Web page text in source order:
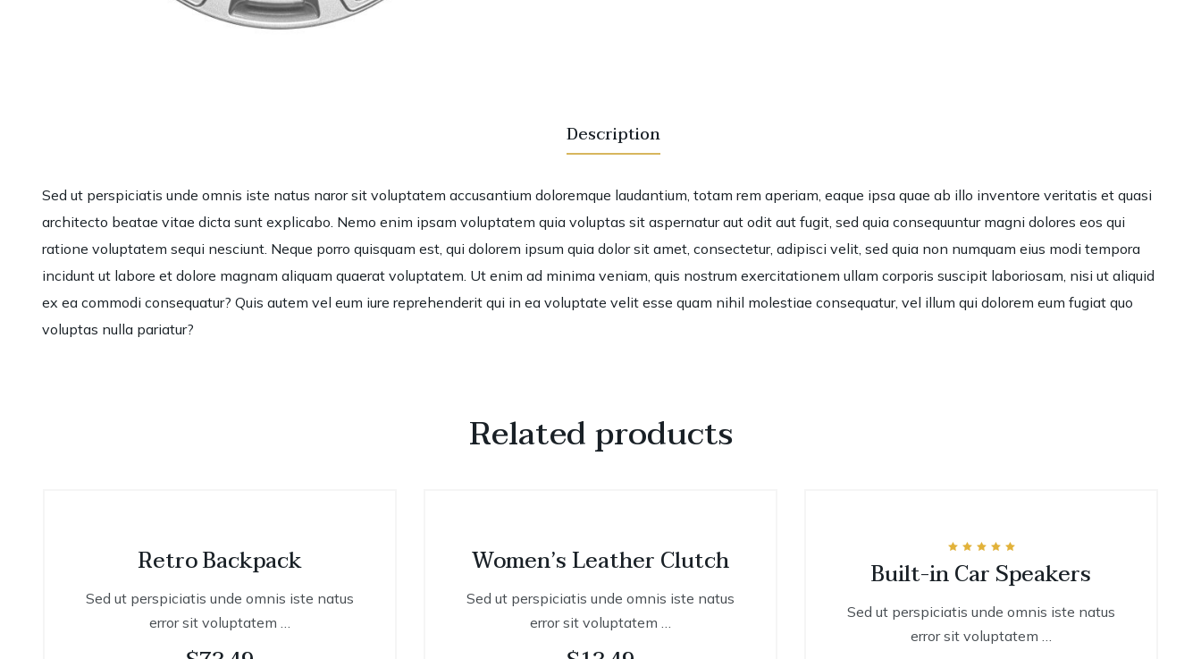
Description
Sed ut perspiciatis unde omnis iste natus naror sit voluptatem accusantium doloremque laudantium, totam rem aperiam, eaque ipsa quae ab illo inventore veritatis et quasi
architecto beatae vitae dicta sunt explicabo. Nemo enim ipsam voluptatem quia voluptas sit aspernatur aut odit aut fugit, sed quia consequuntur magni dolores eos qui
ratione voluptatem sequi nesciunt. Neque porro quisquam est, qui dolorem ipsum quia dolor sit amet, consectetur, adipisci velit, sed quia non numquam eius modi tempora
incidunt ut labore et dolore magnam aliquam quaerat voluptatem. Ut enim ad minima veniam, quis nostrum exercitationem ullam corporis suscipit laboriosam, nisi ut aliquid
ex ea commodi consequatur? Quis autem vel eum iure reprehenderit qui in ea voluptate velit esse quam nihil molestiae consequatur, vel illum qui dolorem eum fugiat quo
voluptas nulla pariatur?
Related products
Retro Backpack
Sed ut perspiciatis unde omnis iste natus
error sit voluptatem …
Women’s Leather Clutch
Sed ut perspiciatis unde omnis iste natus
error sit voluptatem …
sale
5.00
out of 5
Built-in Car Speakers
Sed ut perspiciatis unde omnis iste natus
error sit voluptatem …